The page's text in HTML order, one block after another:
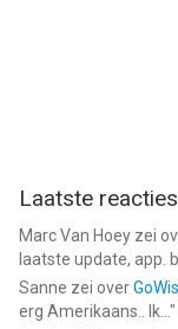
Laatste reacties
Marc Van Hoey zei
laatste update, app.
Sanne zei over
erg Amerikaans.. Ik... "